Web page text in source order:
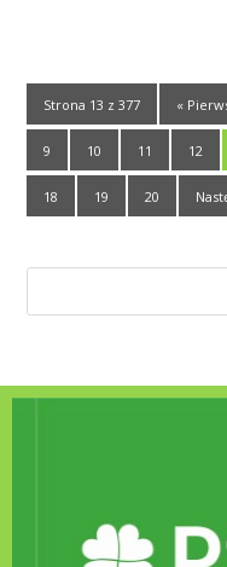
Strona 13 z 377 «
9 10 11 12
18 19 20